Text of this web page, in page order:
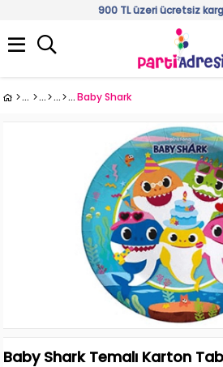
900 TL üzeri ücretsiz
Baby Shark
Baby Shark Temalı Karton